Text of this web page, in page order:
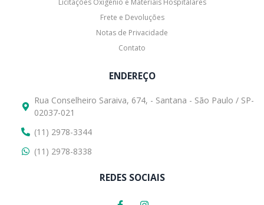
Licitações Oxigênio e Materiais Hospitalares
Frete e Devoluções
Notas de Privacidade
Contato
ENDEREÇO
Rua Conselheiro Saraiva, 674, - Santana - São Paulo / SP-
02037-021
(11) 2978-3344
(11) 2978-8338
REDES SOCIAIS